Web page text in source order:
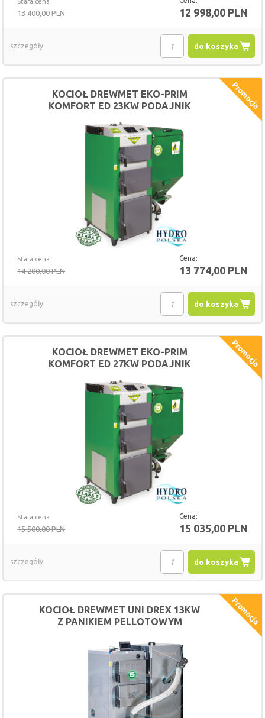
13 400,00 PLN 12 998,00 PLN
do koszyka
szczegóły
Stara cena
14 200,00 PLN
Cena:
13 774,00 PLN
KOCIOŁ DREWMET EKO-PRIM
KOMFORT ED 23KW PODAJNIK
do koszyka
szczegóły
Stara cena
15 500,00 PLN
Cena:
15 035,00 PLN
KOCIOŁ DREWMET EKO-PRIM
KOMFORT ED 27KW PODAJNIK
do koszyka
szczegóły
KOCIOŁ DREWMET UNI DREX 13KW
Z PANIKIEM PELLOTOWYM